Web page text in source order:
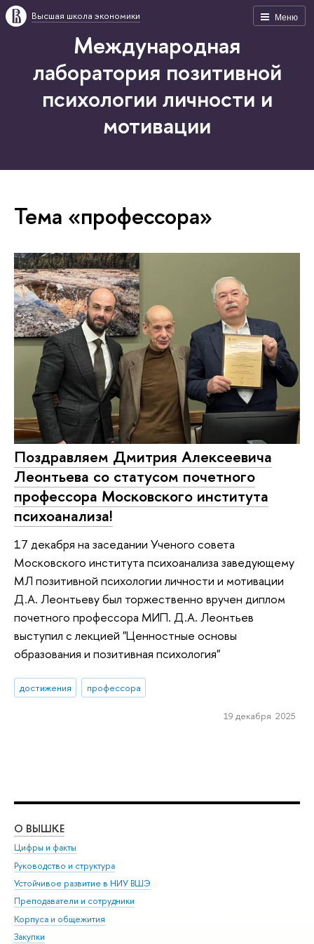
Меню
Высшая школа экономики
Международная
лаборатория позитивной
психологии личности и
мотивации
Тема «профессора»
Поздравляем Дмитрия Алексеевича
Леонтьева со статусом почетного
профессора Московского института
психоанализа!
17 декабря на заседании Ученого совета
Московского института психоанализа заведующему
МЛ позитивной психологии личности и мотивации
Д.А. Леонтьеву был торжественно вручен диплом
почетного профессора МИП. Д.А. Леонтьев
выступил с лекцией "Ценностные основы
образования и позитивная психология"
достижения профессора
19 декабря 2025
О ВЫШКЕ
Цифры и факты
Руководство и структура
Устойчивое развитие в НИУ ВШЭ
Преподаватели и сотрудники
Корпуса и общежития
Закупки